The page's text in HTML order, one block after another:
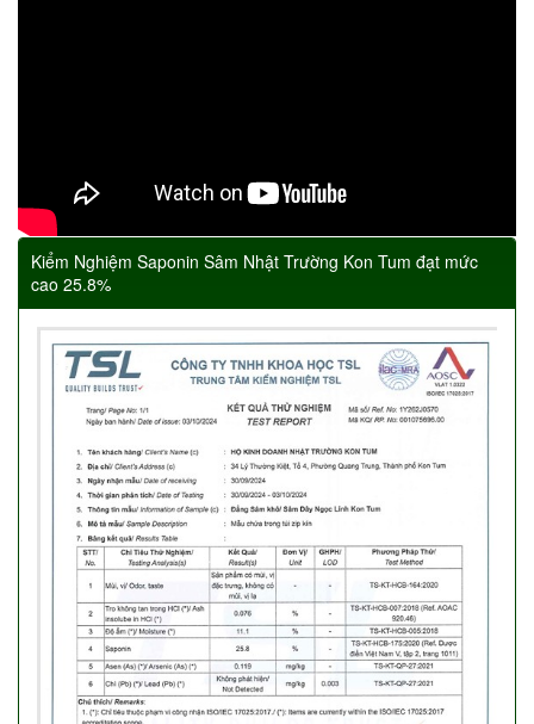
Kiểm Nghiệm Saponin Sâm Nhật Trường Kon Tum đạt mức
cao 25.8%